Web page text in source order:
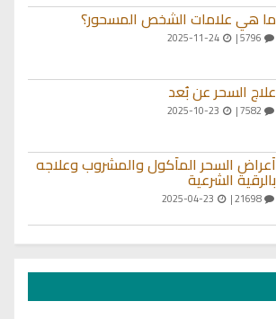
ما هي علامات الشخص المسحور؟
2025-11-24
علاج السحر عن بُعد
أعراض السحر المأكول والمشروب وعلاجه
بالرقية الشرعية
21698 |